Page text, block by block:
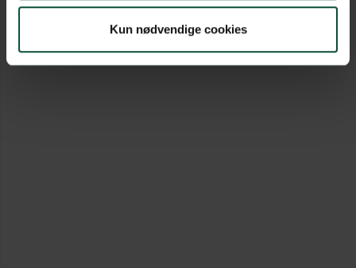
Kun nødvendige cookies